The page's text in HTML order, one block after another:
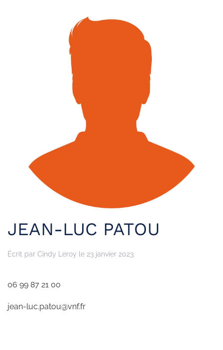
JEAN-LUC PATOU
Écrit par Cindy Leroy le 23 janvier 2023.
06 99 87 21 00
jean-luc.patou@vnf.fr